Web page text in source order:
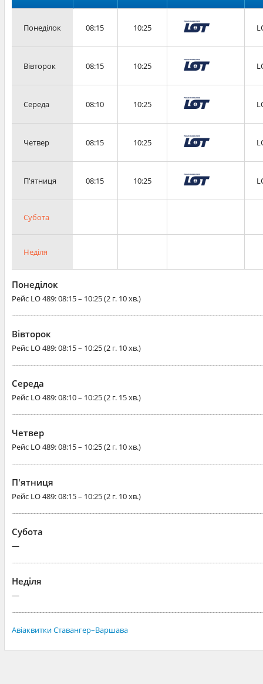
Понеділок 08:15 10:25
Вівторок 08:15 10:25
Середа 08:10 10:25
Четвер 08:15 10:25
П'ятниця 08:15 10:25
Субота
Неділя
Понеділок
Рейс LO 489: 08:15 – 10:25 (2 г. 10 хв.)
Вівторок
Рейс LO 489: 08:15 – 10:25 (2 г. 10 хв.)
Середа
Рейс LO 489: 08:10 – 10:25 (2 г. 15 хв.)
Четвер
Рейс LO 489: 08:15 – 10:25 (2 г. 10 хв.)
П'ятниця
Рейс LO 489: 08:15 – 10:25 (2 г. 10 хв.)
Субота
—
Неділя
—
Авіаквитки Ставангер–Варшава